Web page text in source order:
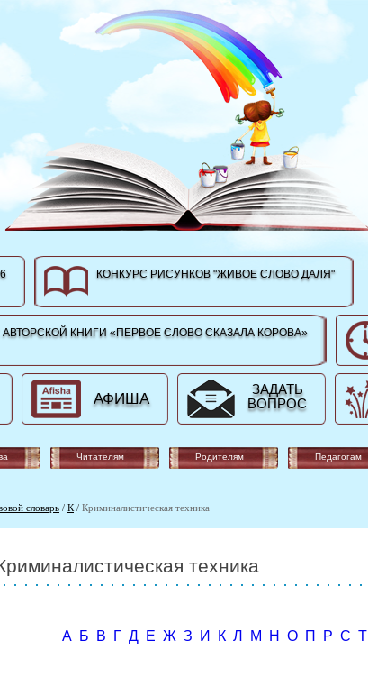
КОНКУРС РИСУНКОВ "ЖИВОЕ СЛОВО ДАЛЯ"
КНИГИ «ПЕРВОЕ СЛОВО СКАЗАЛА КОРОВА»
АФИША
ЗАДАТЬ
ВОПРОС
Читателям Родителям Педагогам
словарь / К / Криминалистическая техника
техника
А Б В Г Д Е Ж З И К Л М Н О П Р С Т